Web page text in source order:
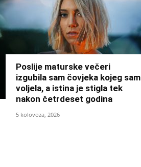
Poslije maturske večeri
izgubila sam čovjeka kojeg sam
voljela, a istina je stigla tek
nakon četrdeset godina
5 kolovoza, 2026